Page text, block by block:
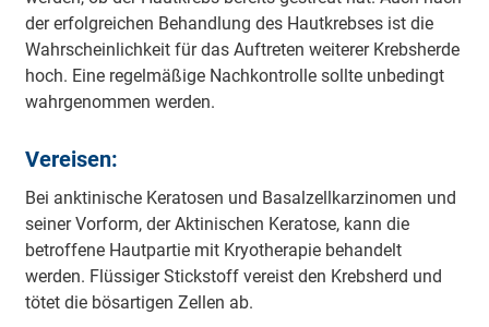
der erfolgreichen Behandlung des Hautkrebses ist die
Wahrscheinlichkeit für das Auftreten weiterer Krebsherde
hoch. Eine regelmäßige Nachkontrolle sollte unbedingt
wahrgenommen werden.
Vereisen:
Bei anktinische Keratosen und Basalzellkarzinomen und
seiner Vorform, der Aktinischen Keratose, kann die
betroffene Hautpartie mit Kryotherapie behandelt
werden. Flüssiger Stickstoff vereist den Krebsherd und
tötet die bösartigen Zellen ab.